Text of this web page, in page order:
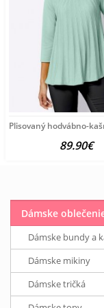
Plisovaný hodvábno-
89.90€
Dámske
Dámske bundy a
Dámske mikiny
Dámske tričká